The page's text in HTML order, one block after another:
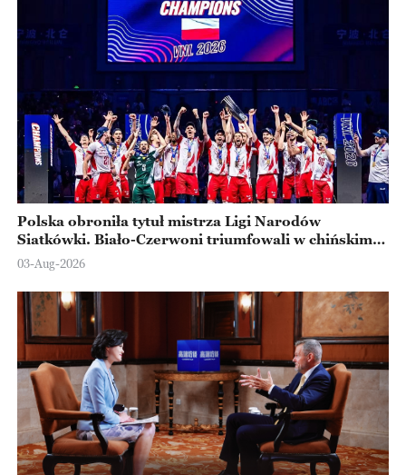
Polska obroniła tytuł mistrza Ligi Narodów
Siatkówki. Biało-Czerwoni triumfowali w chińskim
Ningbo
03-Aug-2026